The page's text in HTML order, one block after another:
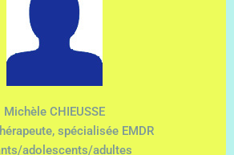
Michèle CHIEUSSE
spécialisée EMDR
adolescents/adultes